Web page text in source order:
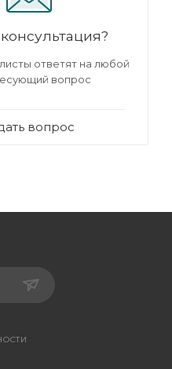
ответят на любой
вопрос
вопрос